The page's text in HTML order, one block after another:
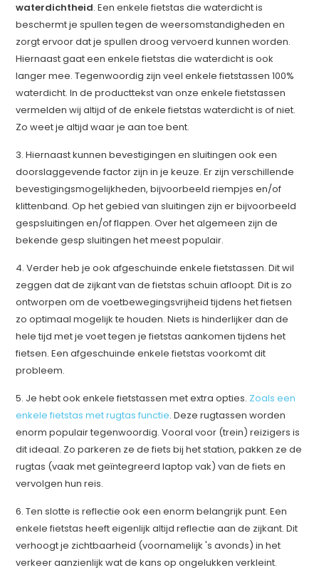
waterdichtheid. Een enkele fietstas die waterdicht is
beschermt je spullen tegen de weersomstandigheden en
zorgt ervoor dat je spullen droog vervoerd kunnen worden.
Hiernaast gaat een enkele fietstas die waterdicht is ook
langer mee. Tegenwoordig zijn veel enkele fietstassen 100%
waterdicht. In de producttekst van onze enkele fietstassen
vermelden wij altijd of de enkele fietstas waterdicht is of niet.
Zo weet je altijd waar je aan toe bent.
3. Hiernaast kunnen bevestigingen en sluitingen ook een
doorslaggevende factor zijn in je keuze. Er zijn verschillende
bevestigingsmogelijkheden, bijvoorbeeld riempjes en/of
klittenband. Op het gebied van sluitingen zijn er bijvoorbeeld
gespsluitingen en/of flappen. Over het algemeen zijn de
bekende gesp sluitingen het meest populair.
4. Verder heb je ook afgeschuinde enkele fietstassen. Dit wil
zeggen dat de zijkant van de fietstas schuin afloopt. Dit is zo
ontworpen om de voetbewegingsvrijheid tijdens het fietsen
zo optimaal mogelijk te houden. Niets is hinderlijker dan de
hele tijd met je voet tegen je fietstas aankomen tijdens het
fietsen. Een afgeschuinde enkele fietstas voorkomt dit
probleem.
5. Je hebt ook enkele fietstassen met extra opties. Zoals een
enkele fietstas met rugtas functie. Deze rugtassen worden
enorm populair tegenwoordig. Vooral voor (trein) reizigers is
dit ideaal. Zo parkeren ze de fiets bij het station, pakken ze de
rugtas (vaak met geïntegreerd laptop vak) van de fiets en
vervolgen hun reis.
6. Ten slotte is reflectie ook een enorm belangrijk punt. Een
enkele fietstas heeft eigenlijk altijd reflectie aan de zijkant. Dit
verhoogt je zichtbaarheid (voornamelijk 's avonds) in het
verkeer aanzienlijk wat de kans op ongelukken verkleint.